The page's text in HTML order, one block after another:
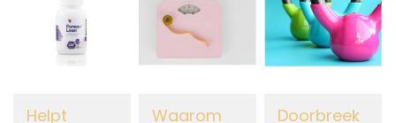
Helpt Waarom Doorbreek